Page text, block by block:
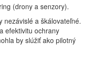
(drony a senzory).
nezávislé a škálovateľné.
efektivitu ochrany
by slúžiť ako pilotný